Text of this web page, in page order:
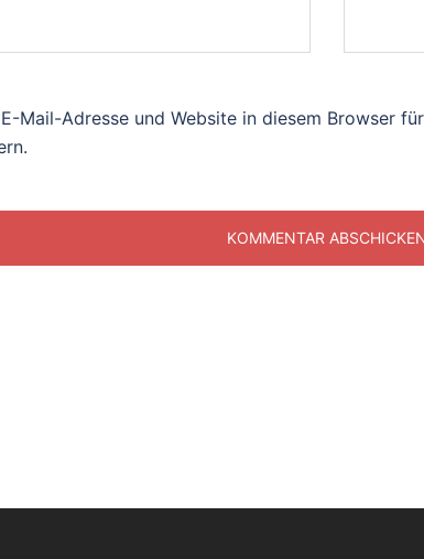
Mail-Adresse und Website in diesem Browser